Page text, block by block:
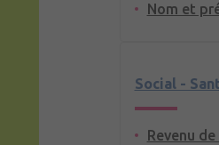
Nom et
Social -
Revenu